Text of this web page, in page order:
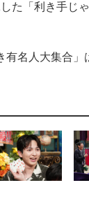
た「利き手じ
名人大集合」